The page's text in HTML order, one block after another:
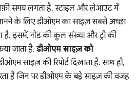
समय लगता है. स्टाइल और लेआउट में
के लिए डीओएम का साइज़ सबसे अच्छा
है. इसमें, नोड की कुल संख्या और ट्री की
जाता है.डीओएम साइज़ को
साइज़ की रिपोर्ट दिखाता है. साथ ही,
है जिन पर डीओएम के बड़े साइज़ की वजह